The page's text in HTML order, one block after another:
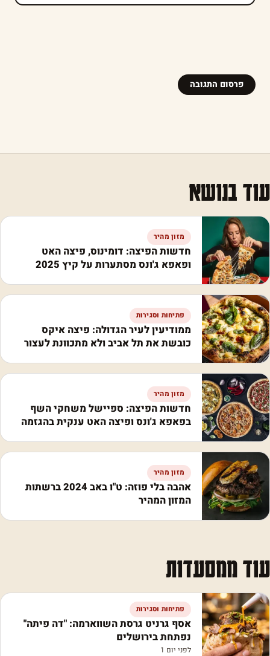
עוד בנושא
מזון מהיר
חדשות הפיצה: דומינוס, פיצה האט
ופאפא ג'ונס מסתערות על קיץ 2025
פתיחות וסגירות
ממודיעין לעיר הגדולה: פיצה איקס
כובשת את תל אביב ולא מתכוונת לעצור
מזון מהיר
חדשות הפיצה: ספיישל משחקי השף
בפאפא ג'ונס ופיצה האט ענקית בהגזמה
מזון מהיר
אהבה בלי פוזה: ט"ו באב 2024 ברשתות
המזון המהיר
עוד ממסעדות
פתיחות וסגירות
אסף גרניט גרסת השווארמה: "דה פיתה"
נפתחת בירושלים
לפני יום 1